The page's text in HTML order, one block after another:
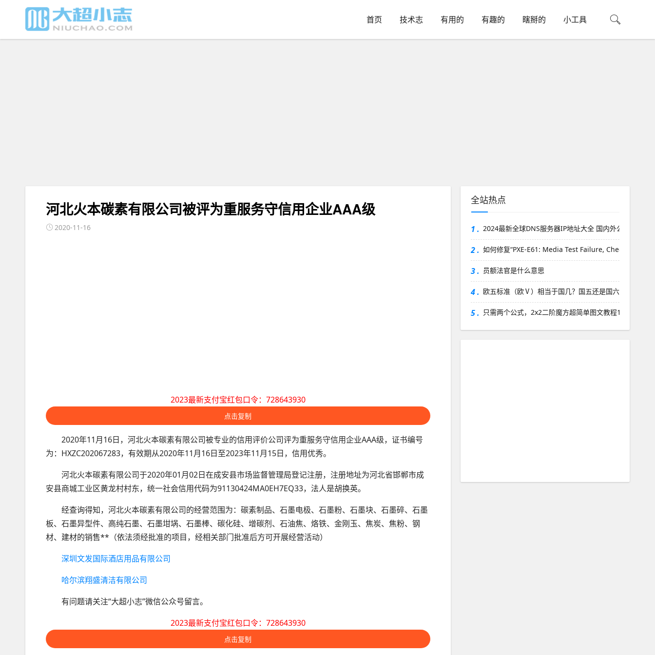
首页 技术志 有用的 有趣的 瞎掰的 小工具
河北火本碳素有限公司被评为重服务守信用企业AAA级
2020-11-16
2023最新支付宝红包口令：728643930
点击复制
2020年11月16日，河北火本碳素有限公司被专业的信用评价公司评为重服务守信用企业AAA级，证书编号
为：HXZC202067283，有效期从2020年11月16日至2023年11月15日，信用优秀。
河北火本碳素有限公司于2020年01月02日在成安县市场监督管理局登记注册，注册地址为河北省邯郸市成
安县商城工业区黄龙村村东，统一社会信用代码为91130424MA0EH7EQ33，法人是胡换英。
经查询得知，河北火本碳素有限公司的经营范围为：碳素制品、石墨电极、石墨粉、石墨块、石墨碎、石墨
板、石墨异型件、高纯石墨、石墨坩埚、石墨棒、碳化硅、增碳剂、石油焦、烙铁、金刚玉、焦炭、焦粉、钢
材、建材的销售**（依法须经批准的项目，经相关部门批准后方可开展经营活动）
深圳文发国际酒店用品有限公司
哈尔滨翔盛清洁有限公司
有问题请关注“大超小志”微信公众号留言。
2023最新支付宝红包口令：728643930
点击复制
全站热点
1 . 2024最新全球DNS服务器IP地址大全 国内外公共DNS大
2 . 如何修复“PXE-E61: Media Test Failure, Check Cable”
3 . 员额法官是什么意思
4 . 欧五标准（欧Ⅴ）相当于国几？国五还是国六？
5 . 只需两个公式，2x2二阶魔方超简单图文教程1：复原第